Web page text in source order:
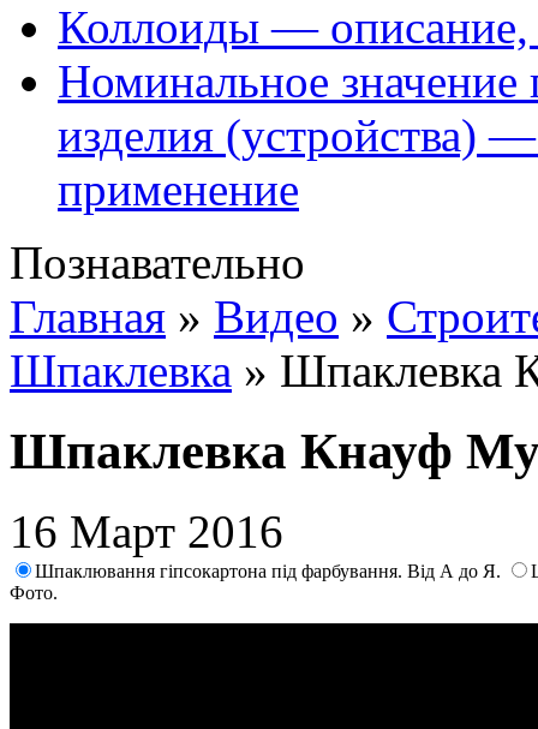
Коллоиды — описание,
Номинальное значение
изделия (устройства)
применение
Познавательно
Главная » Видео »
Шпаклевка » Шпаклевка
Шпаклевка Кнауф
16 Март 2016
Шпаклювання гіпсокартона під фарбування. Від А до Я.
Фото.